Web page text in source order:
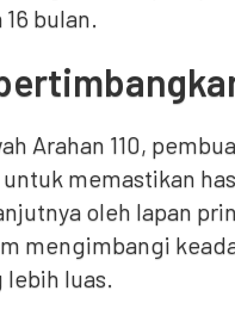
bulan.
Arahan 110,
memastikan
oleh lapan
mengimbangi
lebih luas.